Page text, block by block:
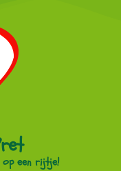
een rijtje!